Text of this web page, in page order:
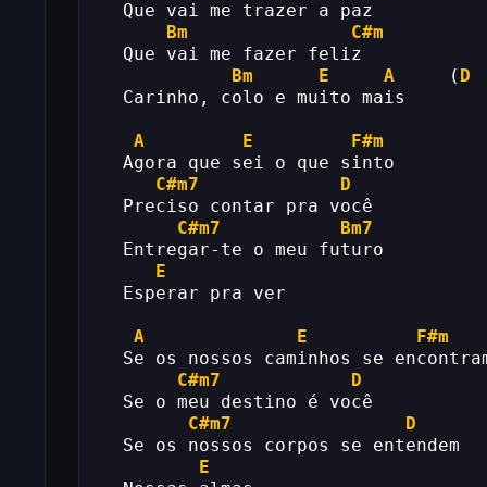
Que vai me trazer a paz
Bm
C#m
Que vai me fazer feliz
Bm
E A ( D
Carinho, colo e muito mais
A E
F#m
Agora que sei o que sinto
C#m7
D
Preciso contar pra você
C#m7
Bm7
Entregar-te o meu futuro
E
Esperar pra ver
A E
F#m
Se os nossos caminhos se
C#m7
D
Se o meu destino é você
C#m7
D
Se os nossos corpos se entendem
E